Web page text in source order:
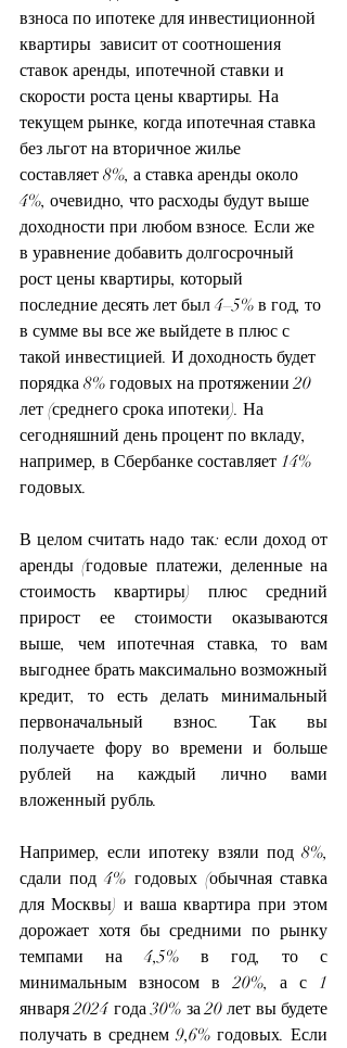
взноса по ипотеке для инвестиционной
квартиры  зависит от соотношения
ставок аренды, ипотечной ставки и
скорости роста цены квартиры. На
текущем рынке, когда ипотечная ставка
без льгот на вторичное жилье
составляет 8%, а ставка аренды около
4%, очевидно, что расходы будут выше
доходности при любом взносе. Если же
в уравнение добавить долгосрочный
рост цены квартиры, который
последние десять лет был 4–5% в год, то
в сумме вы все же выйдете в плюс с
такой инвестицией. И доходность будет
порядка 8% годовых на протяжении 20
лет (среднего срока ипотеки). На
сегодняшний день процент по вкладу,
например, в Сбербанке составляет 14%
годовых.
В целом считать надо так: если доход от
аренды (годовые платежи, деленные на
стоимость квартиры) плюс средний
прирост ее стоимости оказываются
выше, чем ипотечная ставка, то вам
выгоднее брать максимально возможный
кредит, то есть делать минимальный
первоначальный взнос. Так вы
получаете фору во времени и больше
рублей на каждый лично вами
вложенный рубль.
Например, если ипотеку взяли под 8%,
сдали под 4% годовых (обычная ставка
для Москвы) и ваша квартира при этом
дорожает хотя бы средними по рынку
темпами на 4,5% в год, то с
минимальным взносом в 20%, а с 1
января 2024 года 30% за 20 лет вы будете
получать в среднем 9,6% годовых. Если